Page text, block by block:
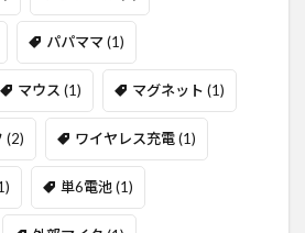
パパママ(1)
マウス (1) マグネット (1)
(2) ワイヤレス充電(1)
単6電池(1)